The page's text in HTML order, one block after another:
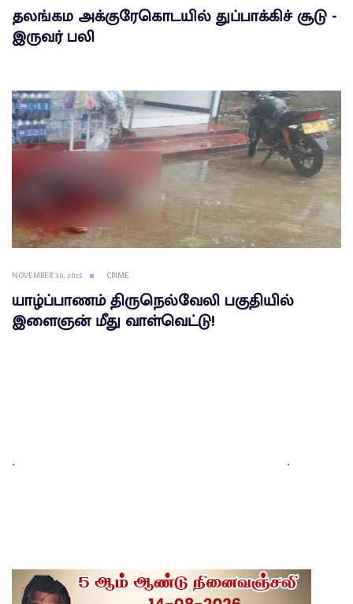
தலங்கம அக்குரேகொடயில் துப்பாக்கிச் சூடு -
இருவர் பலி
NOVEMBER 30, 2025 CRIME
யாழ்ப்பாணம் திருநெல்வேலி பகுதியில்
இளைஞன் மீது வாள்வெட்டு!
. .